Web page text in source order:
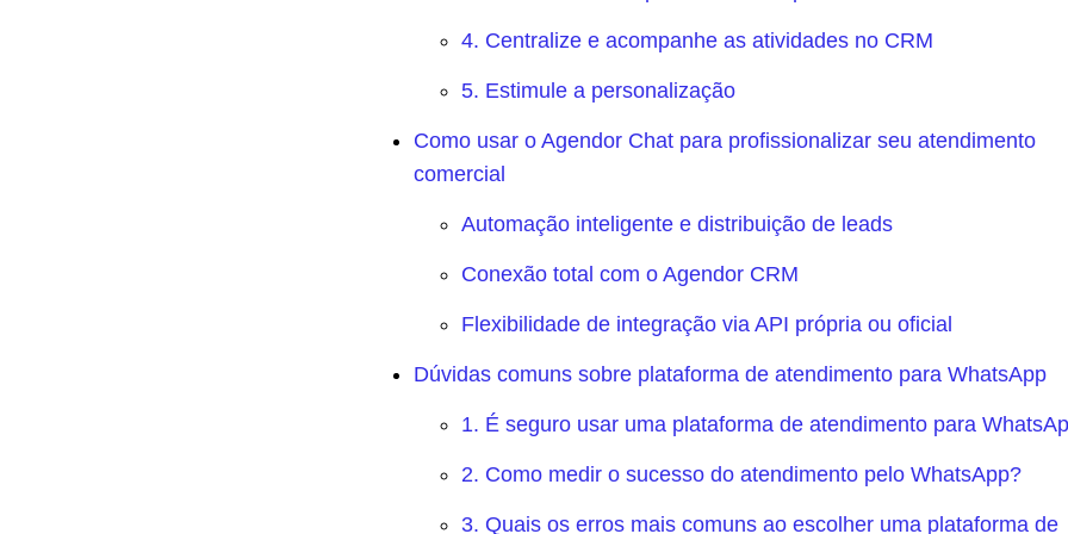
4. Centralize e acompanhe as atividades no CRM
5. Estimule a personalização
Como usar o Agendor Chat para profissionalizar seu atendimento
comercial
Automação inteligente e distribuição de leads
Conexão total com o Agendor CRM
Flexibilidade de integração via API própria ou oficial
Dúvidas comuns sobre plataforma de atendimento para WhatsApp
1. É seguro usar uma plataforma de atendimento para
2. Como medir o sucesso do atendimento pelo WhatsApp?
3. Quais os erros mais comuns ao escolher uma plataforma de